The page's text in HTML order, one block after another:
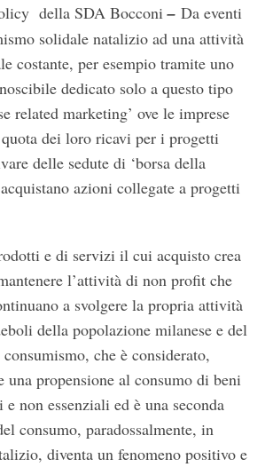
della SDA Bocconi– Da eventi
solidale natalizio ad una attività
costante, per esempio tramite uno
dedicato solo a questo tipo
related marketing’ ove le imprese
dei loro ricavi per i progetti
delle sedute di ‘borsa della
azioni collegate a progetti
e di servizi il cui acquisto crea
l’attività di non profit che
a svolgere la propria attività
della popolazione milanese e del
che è considerato,
una propensione al consumo di beni
non essenziali ed è una seconda
consumo, paradossalmente, in
diventa un fenomeno positivo e